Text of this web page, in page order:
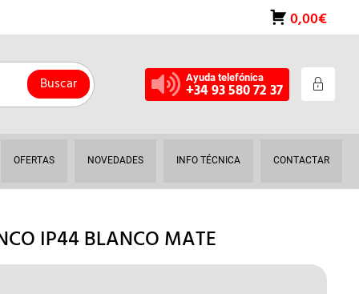
0,00€
Buscar Ayuda telefónica
+34 93 580 72 37
OFERTAS NOVEDADES INFO TÉCNICA CONTACTAR
IP44 BLANCO MATE